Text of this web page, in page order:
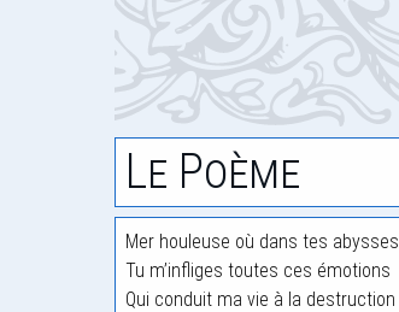
Le Poème
Mer houleuse où dans tes abysses
Tu m’infliges toutes ces émotions
Qui conduit ma vie à la destruction